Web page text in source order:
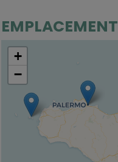
EMPLACEMENT
+
−